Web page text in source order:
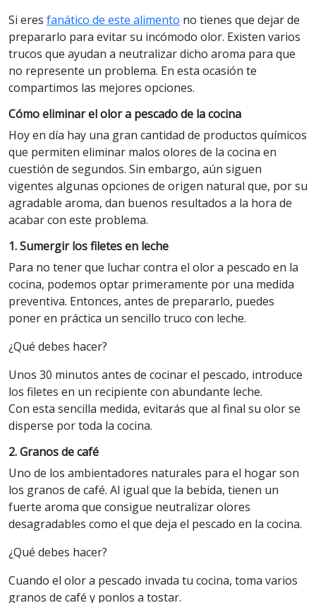
Si eres fanático de este alimento no tienes que dejar de
prepararlo para evitar su incómodo olor. Existen varios
trucos que ayudan a neutralizar dicho aroma para que
no represente un problema. En esta ocasión te
compartimos las mejores opciones.
Cómo eliminar el olor a pescado de la cocina
Hoy en día hay una gran cantidad de productos químicos
que permiten eliminar malos olores de la cocina en
cuestión de segundos. Sin embargo, aún siguen
vigentes algunas opciones de origen natural que, por su
agradable aroma, dan buenos resultados a la hora de
acabar con este problema.
1. Sumergir los filetes en leche
Para no tener que luchar contra el olor a pescado en la
cocina, podemos optar primeramente por una medida
preventiva. Entonces, antes de prepararlo, puedes
poner en práctica un sencillo truco con leche.
¿Qué debes hacer?
Unos 30 minutos antes de cocinar el pescado, introduce
los filetes en un recipiente con abundante leche.
Con esta sencilla medida, evitarás que al final su olor se
disperse por toda la cocina.
2. Granos de café
Uno de los ambientadores naturales para el hogar son
los granos de café. Al igual que la bebida, tienen un
fuerte aroma que consigue neutralizar olores
desagradables como el que deja el pescado en la cocina.
¿Qué debes hacer?
Cuando el olor a pescado invada tu cocina, toma varios
granos de café y ponlos a tostar.